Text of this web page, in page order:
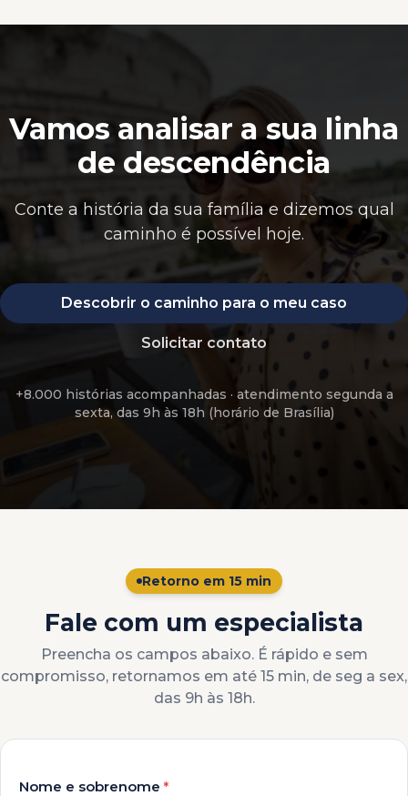
Vamos analisar a sua linha
de descendência
Conte a história da sua família e dizemos qual
caminho é possível hoje.
Descobrir o caminho para o meu caso
Solicitar contato
+8.000 histórias acompanhadas · atendimento segunda a
sexta, das 9h às 18h (horário de Brasília)
Retorno em 15 min
Fale com um especialista
Preencha os campos abaixo. É rápido e sem
compromisso, retornamos em até 15 min, de seg a sex,
das 9h às 18h.
Nome e sobrenome *